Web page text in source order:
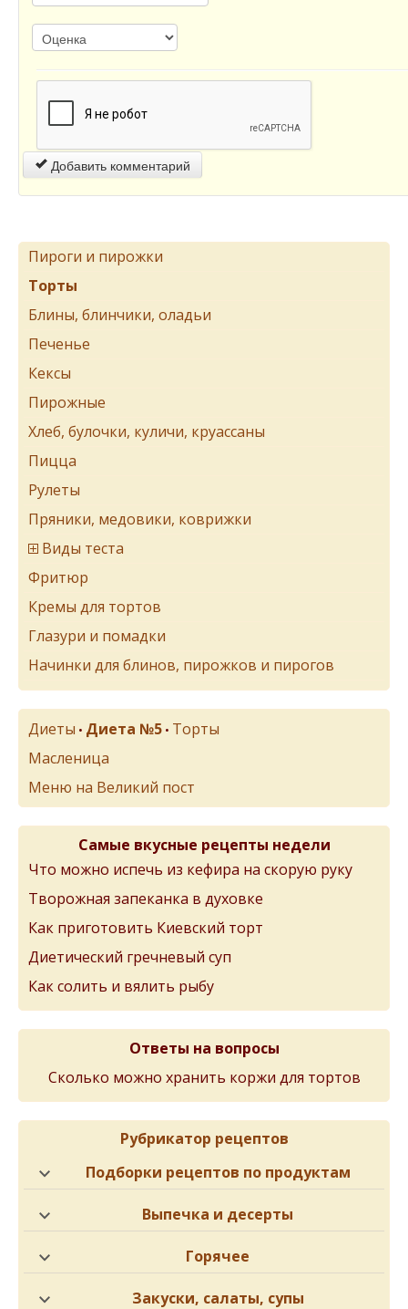
Добавить комментарий
Пироги и пирожки
Торты
Блины, блинчики, оладьи
Печенье
Кексы
Пирожные
Хлеб, булочки, куличи, круассаны
Пицца
Рулеты
Пряники, медовики, коврижки
Виды теста
Фритюр
Кремы для тортов
Глазури и помадки
Начинки для блинов, пирожков и пирогов
Диеты • Диета №5 • Торты
Масленица
Меню на Великий пост
Самые вкусные рецепты недели
Что можно испечь из кефира на скорую руку
Творожная запеканка в духовке
Как приготовить Киевский торт
Диетический гречневый суп
Как солить и вялить рыбу
Ответы на вопросы
Сколько можно хранить коржи для тортов
Рубрикатор рецептов
Подборки рецептов по продуктам
Выпечка и десерты
Горячее
Закуски, салаты, супы